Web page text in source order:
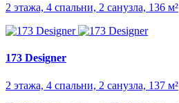
2 этажа, 4 спальни, 2 санузла, 136 м²
173 Designer
2 этажа, 4 спальни, 2 санузла, 137 м²